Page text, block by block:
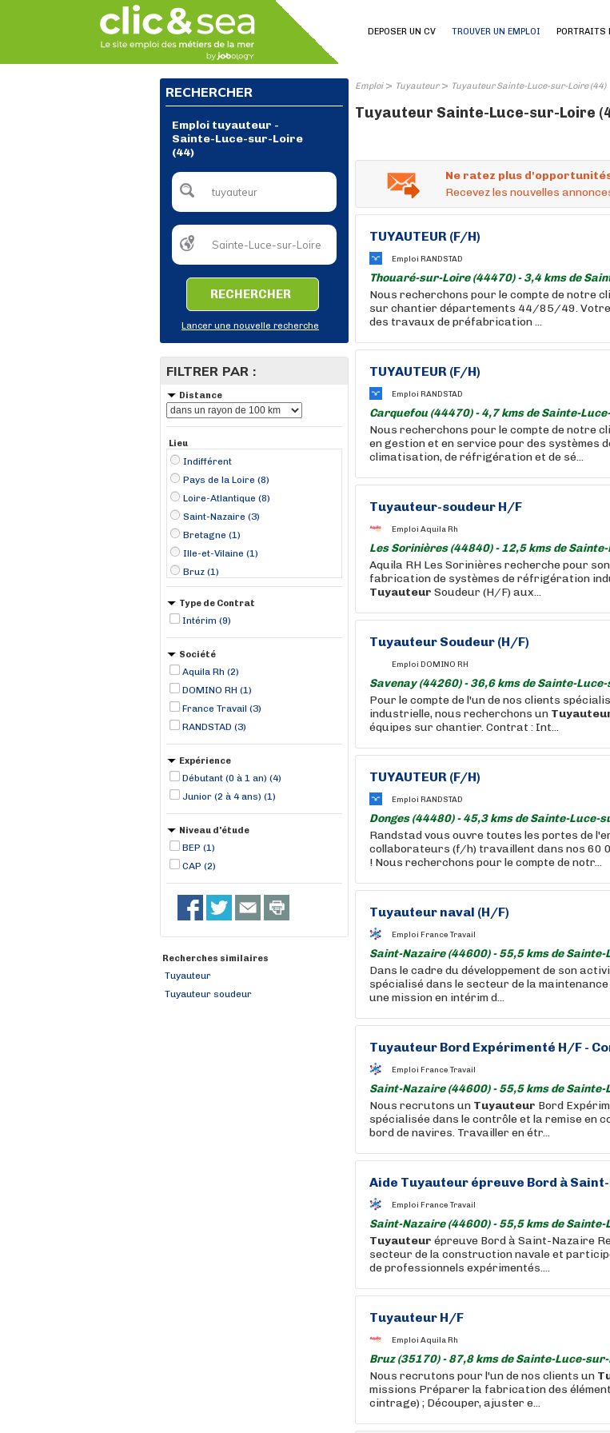
DEPOSER UN CV TROUVER UN EMPLOI PORTRAITS
RECHERCHER
Emploi tuyauteur -
Sainte-Luce-sur-Loire
(44)
RECHERCHER
Lancer une nouvelle recherche
FILTRER PAR :
Distance
Lieu
Indifférent
Pays de la Loire (8)
Loire-Atlantique (8)
Saint-Nazaire (3)
Bretagne (1)
Ille-et-Vilaine (1)
Bruz (1)
Carquefou (1)
Donges (1)
Les Sorinières (1)
Type de Contrat
Intérim (9)
Société
Aquila Rh (2)
DOMINO RH (1)
France Travail (3)
RANDSTAD (3)
Expérience
Débutant (0 à 1 an) (4)
Junior (2 à 4 ans) (1)
Niveau d'étude
BEP (1)
CAP (2)
Recherches similaires
Tuyauteur
Tuyauteur soudeur
Emploi> Tuyauteur> Tuyauteur Sainte-Luce-sur-Loire (44)
Tuyauteur Sainte-Luce-sur-Loire
Ne ratez plus
Recevez les nouvelles
TUYAUTEUR (F/H)
Emploi RANDSTAD
Thouaré-sur-Loire (44470) - 3,4 kms de
Nous recherchons pour le compte de notre
sur chantier départements 44/85/49. Votre
des travaux de préfabrication ...
TUYAUTEUR (F/H)
Emploi RANDSTAD
Carquefou (44470) - 4,7 kms de Sainte-
Nous recherchons pour le compte de notre
en gestion et en service pour des systèmes
climatisation, de réfrigération et de sé...
Tuyauteur-soudeur H/F
Emploi Aquila Rh
Les Sorinières (44840) - 12,5 kms de
Aquila RH Les Sorinières recherche pour
fabrication de systèmes de réfrigération
Tuyauteur Soudeur (H/F) aux...
Tuyauteur Soudeur (H/F)
Emploi DOMINO RH
Savenay (44260) - 36,6 kms de Sainte-
Pour le compte de l'un de nos clients
industrielle, nous recherchons un
équipes sur chantier. Contrat : Int...
TUYAUTEUR (F/H)
Emploi RANDSTAD
Donges (44480) - 45,3 kms de Sainte-Luce-
Randstad vous ouvre toutes les portes de
collaborateurs (f/h) travaillent dans nos 60
! Nous recherchons pour le compte de notr...
Tuyauteur naval (H/F)
Emploi France Travail
Saint-Nazaire (44600) - 55,5 kms de
Dans le cadre du développement de son
spécialisé dans le secteur de la
une mission en intérim d...
Tuyauteur Bord Expérimenté H/F -
Emploi France Travail
Saint-Nazaire (44600) - 55,5 kms de
Nous recrutons un Tuyauteur Bord
spécialisée dans le contrôle et la remise en
bord de navires. Travailler en étr...
Aide Tuyauteur épreuve Bord à
Emploi France Travail
Saint-Nazaire (44600) - 55,5 kms de
Tuyauteur épreuve Bord à Saint-Nazaire
secteur de la construction navale et
de professionnels expérimentés....
Tuyauteur H/F
Emploi Aquila Rh
Bruz (35170) - 87,8 kms de Sainte-Luce-
Nous recrutons pour l'un de nos clients un
missions Préparer la fabrication des
cintrage) ; Découper, ajuster e...